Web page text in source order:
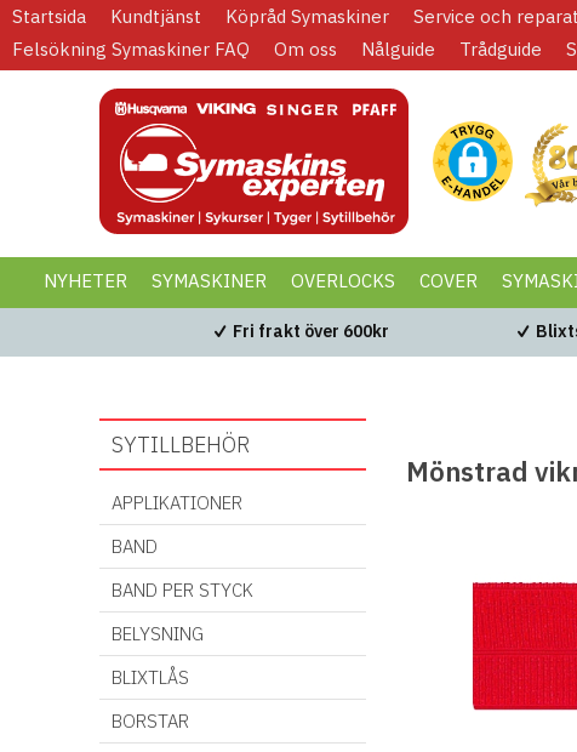
Startsida Kundtjänst Köpråd Symaskiner Service och
Felsökning Symaskiner FAQ
Om oss Nålguide Trådguide
NYHETER SYMASKINER OVERLOCKS COVER
BLACK WEEKFri frakt över 600kr
SYTILLBEHÖR
APPLIKATIONER
BAND
BAND PER STYCK
BELYSNING
BLIXTLÅS
BORSTAR
Mönstrad